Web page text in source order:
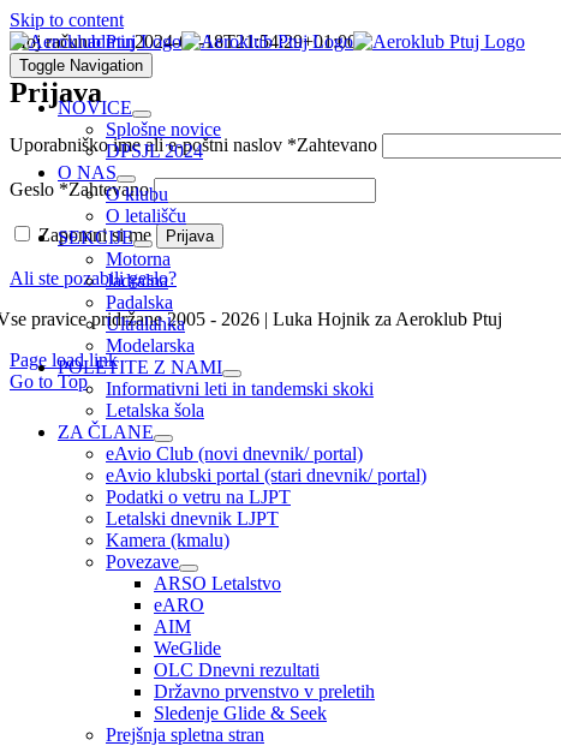
Skip to content
Toggle Navigation
NOVICE
Splošne novice
DPSJL 2024
O NAS
O klubu
O letališču
SEKCIJE
Motorna
Jadralna
Padalska
Ultralahka
Modelarska
POLETITE Z NAMI
Informativni leti in tandemski skoki
Letalska šola
ZA ČLANE
eAvio Club (novi dnevnik/ portal)
eAvio klubski portal (stari dnevnik/ portal)
Podatki o vetru na LJPT
Letalski dnevnik LJPT
Kamera (kmalu)
Povezave
ARSO Letalstvo
eARO
AIM
WeGlide
OLC Dnevni rezultati
Državno prvenstvo v preletih
Sledenje Glide & Seek
Prejšnja spletna stran
Moj računadmin2024-07-18T21:54:29+01:00
Prijava
Uporabniško ime ali e-poštni naslov *Zahtevano
Geslo *Zahtevano
Zapomni si me Prijava
Ali ste pozabili geslo?
pravice pridržane 2005 - 2026 | Luka Hojnik za Aeroklub Ptuj
Page load link
Go to Top